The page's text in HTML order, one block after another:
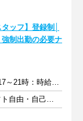
ッフ】登録制│
制出勤の必要ナ
9～17時：時給1060円以上／17～21時：時給1150円以上
週3日以上 1日3時間以上 シフト自由・自己申告